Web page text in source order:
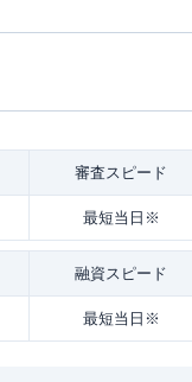
審査スピード
最短当日※
融資スピード
最短当日※